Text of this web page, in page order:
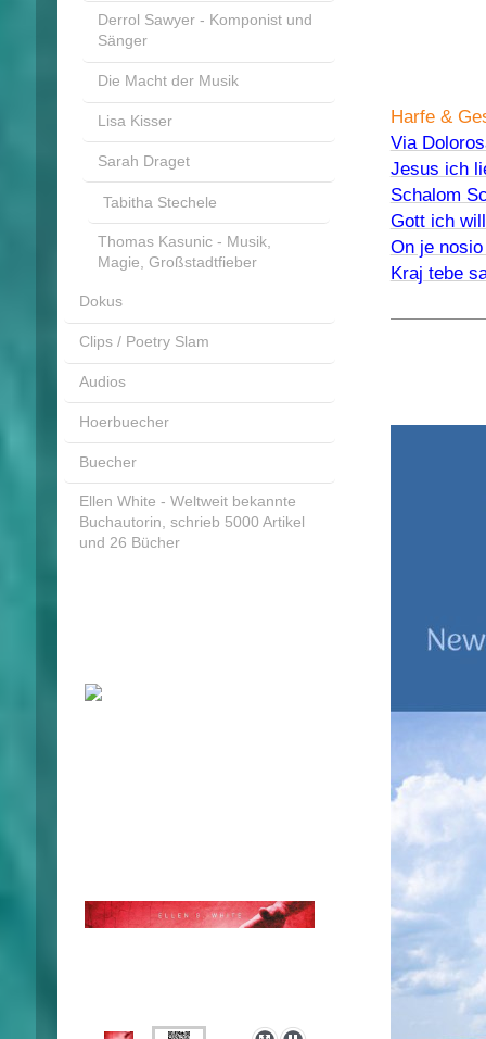
Harfe &
Via
Jesus ich
Schalom
Gott ich
On je
Kraj tebe
Derrol Sawyer - Komponist und
Sänger
Die Macht der Musik
Lisa Kisser
Sarah Draget
Tabitha Stechele
Thomas Kasunic - Musik,
Magie, Großstadtfieber
Dokus
Clips / Poetry Slam
Audios
Hoerbuecher
Buecher
Ellen White - Weltweit bekannte
Buchautorin, schrieb 5000 Artikel
und 26 Bücher